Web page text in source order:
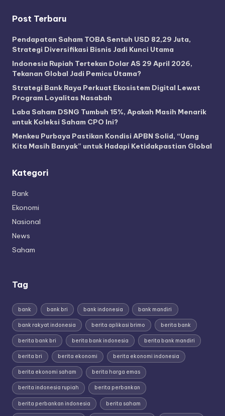
Post Terbaru
Pendapatan Saham TOBA Sentuh USD 82,29 Juta,
Strategi Diversifikasi Bisnis Jadi Kunci Utama
Indonesia Rupiah Tertekan Dolar AS 29 April 2026,
Tekanan Global Jadi Pemicu Utama?
Strategi Bank Raya Perkuat Ekosistem Digital Lewat
Program Loyalitas Nasabah
Laba Saham DSNG Tumbuh 15%, Apakah Masih Menarik
untuk Koleksi Saham CPO Ini?
Menkeu Purbaya Pastikan Kondisi APBN Solid, “Uang
Kita Masih Banyak” untuk Hadapi Ketidakpastian Global
Kategori
Bank
Ekonomi
Nasional
News
Saham
Tag
bank bank bri bank indonesia bank mandiri
bank rakyat indonesia berita aplikasi brimo berita bank
berita bank bri berita bank indonesia berita bank mandiri
berita bri berita ekonomi berita ekonomi indonesia
berita ekonomi saham berita harga emas
berita indonesia rupiah berita perbankan
berita perbankan indonesia berita saham